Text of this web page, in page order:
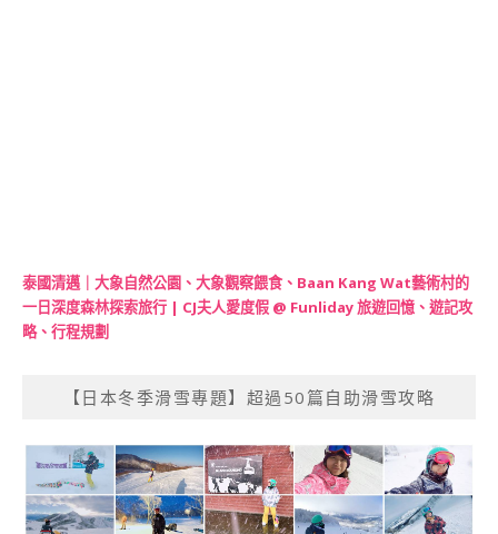
泰國清邁｜大象自然公園、大象觀察餵食、Baan Kang Wat藝術村的
一日深度森林探索旅行 | CJ夫人愛度假 @ Funliday 旅遊回憶、遊記攻
略、行程規劃
【日本冬季滑雪專題】超過50篇自助滑雪攻略